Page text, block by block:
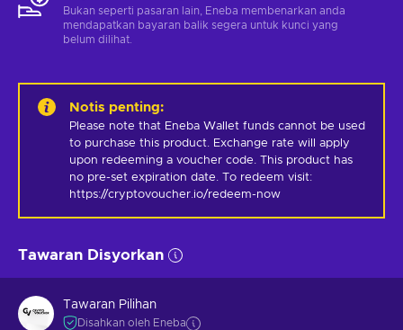
Bukan seperti pasaran lain, Eneba membenarkan anda
mendapatkan bayaran balik segera untuk kunci yang
belum dilihat.
Notis penting:
Please note that Eneba Wallet funds cannot be used
to purchase this product. Exchange rate will apply
upon redeeming a voucher code. This product has
no pre-set expiration date. To redeem visit:
https://cryptovoucher.io/redeem-now
Tawaran Disyorkan
Tawaran Pilihan
Disahkan oleh Eneba